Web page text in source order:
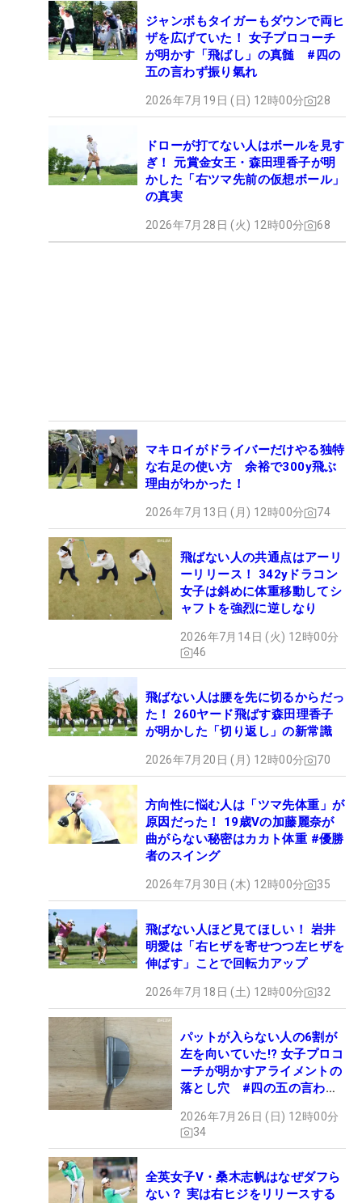
ジャンボもタイガーもダウンで両ヒ
ザを広げていた！ 女子プロコーチ
が明かす「飛ばし」の真髄 #四の
五の言わず振り氣れ
2026年7月19日 (日) 12時00分 28
ドローが打てない人はボールを見す
ぎ！ 元賞金女王・森田理香子が明
かした「右ツマ先前の仮想ボール」
の真実
2026年7月28日 (火) 12時00分 68
マキロイがドライバーだけやる独特
な右足の使い方 余裕で300y飛ぶ
理由がわかった！
2026年7月13日 (月) 12時00分 74
飛ばない人の共通点はアーリ
ーリリース！ 342yドラコン
女子は斜めに体重移動してシ
ャフトを強烈に逆しなり
2026年7月14日 (火) 12時00分
46
飛ばない人は腰を先に切るからだっ
た！ 260ヤード飛ばす森田理香子
が明かした「切り返し」の新常識
2026年7月20日 (月) 12時00分 70
方向性に悩む人は「ツマ先体重」が
原因だった！ 19歳Vの加藤麗奈が
曲がらない秘密はカカト体重 #優勝
者のスイング
2026年7月30日 (木) 12時00分 35
飛ばない人ほど見てほしい！ 岩井
明愛は「右ヒザを寄せつつ左ヒザを
伸ばす」ことで回転力アップ
2026年7月18日 (土) 12時00分 32
パットが入らない人の6割が
左を向いていた!? 女子プロコ
ーチが明かすアライメントの
落とし穴 #四の五の言わず
2026年7月26日 (日) 12時00分
34
全英女子V・桑木志帆はなぜダフら
ない？ 実は右ヒジをリリースする